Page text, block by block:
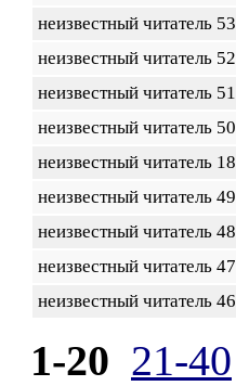
неизвестный читатель 53
неизвестный читатель 52
неизвестный читатель 51
неизвестный читатель 50
неизвестный читатель 18
неизвестный читатель 49
неизвестный читатель 48
неизвестный читатель 47
неизвестный читатель 46
1-20 21-40